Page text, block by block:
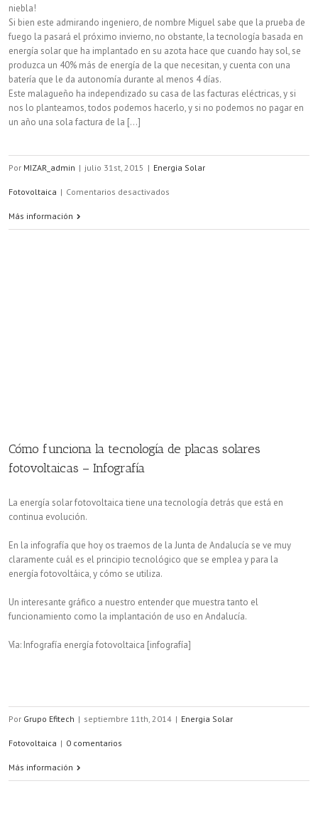
niebla!
Si bien este admirando ingeniero, de nombre Miguel sabe que la prueba de
fuego la pasará el próximo invierno, no obstante, la tecnología basada en
energía solar que ha implantado en su azota hace que cuando hay sol, se
produzca un 40% más de energía de la que necesitan, y cuenta con una
batería que le da autonomía durante al menos 4 días.
Este malagueño ha independizado su casa de las facturas eléctricas, y si
nos lo planteamos, todos podemos hacerlo, y si no podemos no pagar en
un año una sola factura de la [...]
Por MIZAR_admin | julio 31st, 2015 | Energia Solar
Fotovoltaica | Comentarios desactivados
solar
Más información
Cómo funciona la tecnología de placas solares
fotovoltaicas – Infografía
La energía solar fotovoltaica tiene una tecnología detrás que está en
continua evolución.
En la infografía que hoy os traemos de la Junta de Andalucía se ve muy
claramente cuál es el principio tecnológico que se emplea y para la
energía fotovoltáica, y cómo se utiliza.
Un interesante gráfico a nuestro entender que muestra tanto el
funcionamiento como la implantación de uso en Andalucía.
Vía: Infografía energía fotovoltaica [infografía]
Por Grupo Efitech | septiembre 11th, 2014 | Energia Solar
Fotovoltaica | 0 comentarios
Más información